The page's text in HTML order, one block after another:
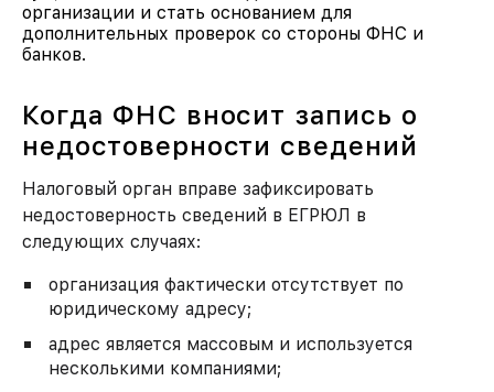
организации и стать основанием для
дополнительных проверок со стороны ФНС и
банков.
Когда ФНС вносит запись о
недостоверности сведений
Налоговый орган вправе зафиксировать
недостоверность сведений в ЕГРЮЛ в
следующих случаях:
организация фактически отсутствует по
юридическому адресу;
адрес является массовым и используется
несколькими компаниями;